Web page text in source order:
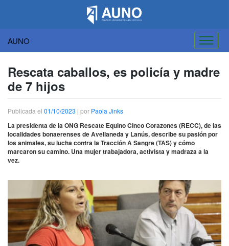
AUNO
contenido
Rescata caballos, es policía y madre
de 7 hijos
Publicada el 01/10/2023 | por Paola Jinks
La presidenta de la ONG Rescate Equino Cinco Corazones (RECC), de las
localidades bonaerenses de Avellaneda y Lanús, describe su pasión por
los animales, su lucha contra la Tracción A Sangre (TAS) y cómo
marcaron su camino. Una mujer trabajadora, activista y madraza a la
vez.